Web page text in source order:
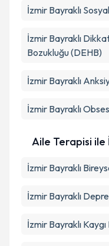
İzmir Bayraklı
İzmir Bayraklı
Bozukluğu (DEHB)
İzmir Bayraklı
İzmir Bayraklı
Aile Terapisi
İzmir Bayraklı
İzmir Bayraklı
İzmir Bayraklı